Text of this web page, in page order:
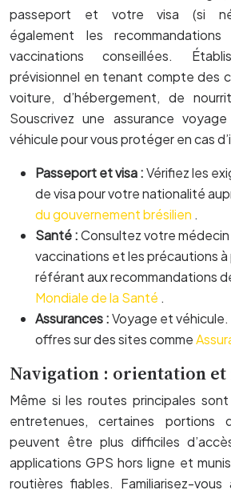
passeport et votre visa (si
également les
vaccinations conseillées.
prévisionnel en tenant compte des
voiture, d’hébergement, de
Souscrivez une assurance
véhicule pour vous protéger en cas
Passeport et visa :Vérifiez les
de visa pour votre nationalité
du gouvernement brésilien .
Santé :Consultez votre médecin
vaccinations et les précautions à
référant aux recommandations
Mondiale de la Santé .
Assurances :Voyage et
offres sur des sites comme
Navigation : orientation
Même si les routes principales
entretenues, certaines portions
peuvent être plus difficiles
applications GPS hors ligne et
routières fiables. Familiarisez-